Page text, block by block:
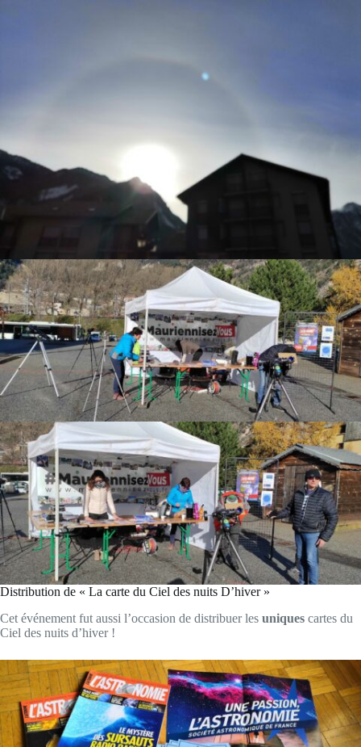
Distribution de « La carte du Ciel des nuits D’hiver »
Cet événement fut aussi l’occasion de distribuer les uniques cartes du
Ciel des nuits d’hiver !